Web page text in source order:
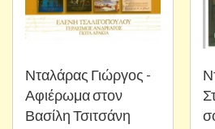
Νταλάρας Γιώργος -
Αφιέρωμα στον
Βασίλη Τσιτσάνη